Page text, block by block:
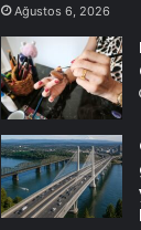
Ağustos 6, 2026